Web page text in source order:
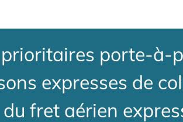
porte-à-
expresses de
fret aérien